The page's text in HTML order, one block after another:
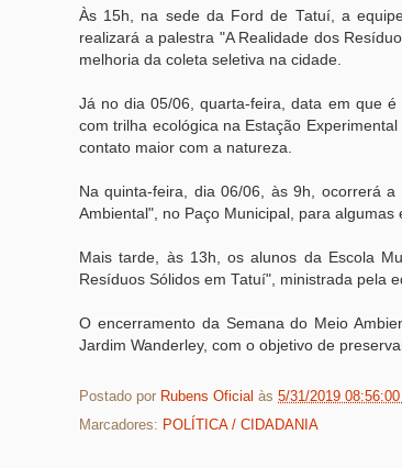
Às 15h, na sede da Ford de Tatuí, a
realizará a palestra "A Realidade dos
melhoria da coleta seletiva na cidade.
Já no dia 05/06, quarta-feira, data em que
com trilha ecológica na Estação
contato maior com a natureza.
Na quinta-feira, dia 06/06, às 9h, ocorrerá
Ambiental", no Paço Municipal, para algumas
Mais tarde, às 13h, os alunos da Escola
Resíduos Sólidos em Tatuí", ministrada pela
O encerramento da Semana do Meio
Jardim Wanderley, com o objetivo de
Postado por Rubens Oficial às 5/31/2019
Marcadores: POLÍTICA / CIDADANIA